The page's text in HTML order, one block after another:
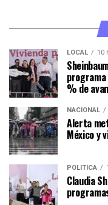
LOCAL 10
% de
NACIONAL
Alerta
México y
POLÍTICA
Claudia